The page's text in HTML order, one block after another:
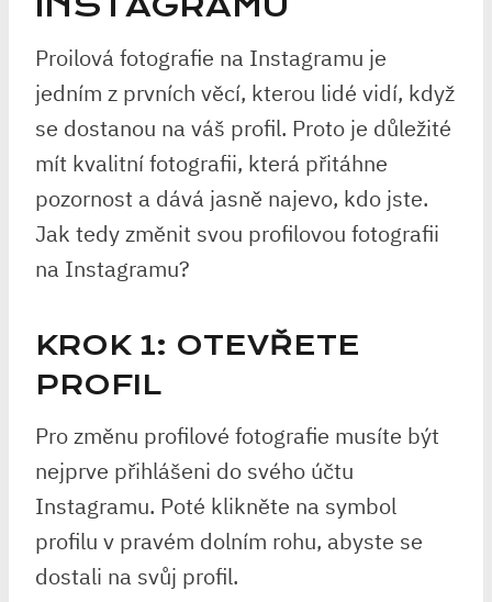
Proilová fotografie na Instagramu je
jedním z prvních věcí, kterou lidé vidí, když
se dostanou na váš profil. Proto je důležité
mít kvalitní fotografii, která přitáhne
pozornost a dává jasně najevo, kdo jste.
Jak tedy změnit svou profilovou fotografii
na Instagramu?
KROK 1: OTEVŘETE
PROFIL
Pro změnu profilové fotografie musíte být
nejprve přihlášeni do svého účtu
Instagramu. Poté klikněte na symbol
profilu v pravém dolním rohu, abyste se
dostali na svůj profil.